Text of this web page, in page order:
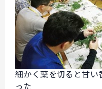
細かく葉を切ると甘い
った